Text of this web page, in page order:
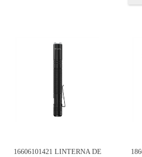
16606101421 LINTERNA DE